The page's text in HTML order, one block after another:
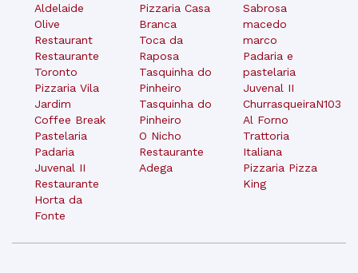
Aldelaide
Olive
Restaurant
Restaurante
Toronto
Pizzaria Vila
Jardim
Coffee Break
Pastelaria
Padaria
Juvenal II
Restaurante
Horta da
Fonte
Pizzaria Casa
Branca
Toca da
Raposa
Tasquinha do
Pinheiro
Tasquinha do
Pinheiro
O Nicho
Restaurante
Adega
Sabrosa
macedo
marco
Padaria e
pastelaria
Juvenal II
ChurrasqueiraN103
Al Forno
Trattoria
Italiana
Pizzaria Pizza
King